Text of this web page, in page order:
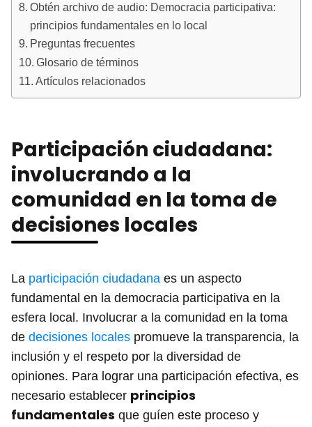
Obtén archivo de audio: Democracia participativa:
principios fundamentales en lo local
Preguntas frecuentes
Glosario de términos
Artículos relacionados
Participación ciudadana:
involucrando a la
comunidad en la toma de
decisiones locales
La participación ciudadana es un aspecto
fundamental en la democracia participativa en la
esfera local. Involucrar a la comunidad en la toma
de decisiones locales promueve la transparencia, la
inclusión y el respeto por la diversidad de
opiniones. Para lograr una participación efectiva, es
necesario establecer principios
fundamentales que guíen este proceso y